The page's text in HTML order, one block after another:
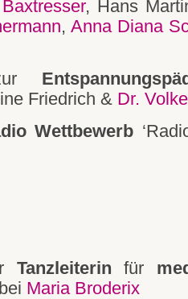
, Hans
,Anna Diana
Friedrich & Dr.
Wettbewerb
Tanzleiterin für
bei Maria Broderix